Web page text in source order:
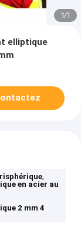
1/1
elliptique
,
en acier au
2 mm 4